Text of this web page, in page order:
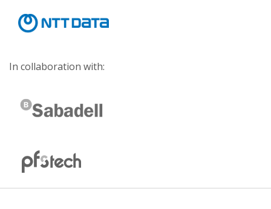
In collaboration with: